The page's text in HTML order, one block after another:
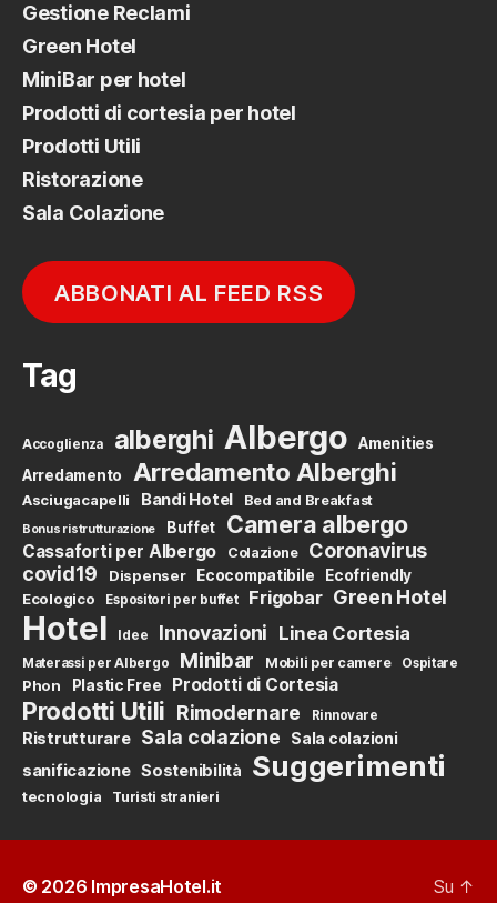
Gestione Reclami
Green Hotel
MiniBar per hotel
Prodotti di cortesia per hotel
Prodotti Utili
Ristorazione
Sala Colazione
ABBONATI AL FEED RSS
Tag
Accoglienza alberghi Albergo
Amenities
Arredamento
Arredamento Alberghi
Asciugacapelli Bandi Hotel Bed and Breakfast
Bonus ristrutturazione Buffet Camera albergo
Cassaforti per Albergo Colazione
Coronavirus
covid19
Dispenser Ecocompatibile
Ecofriendly
Ecologico
Espositori per buffet Frigobar Green Hotel
Hotel Idee Innovazioni Linea Cortesia
Materassi per Albergo Minibar Mobili per camere Ospitare
Phon Plastic Free Prodotti di Cortesia
Prodotti Utili Rimodernare Rinnovare
Ristrutturare Sala colazione Sala colazioni
sanificazione Sostenibilità Suggerimenti
tecnologia Turisti stranieri
© 2026 ImpresaHotel.it Su ↑